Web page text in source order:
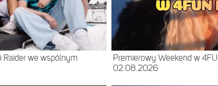
Raider we wspólnym
Premierowy Weekend w
02.08.2026